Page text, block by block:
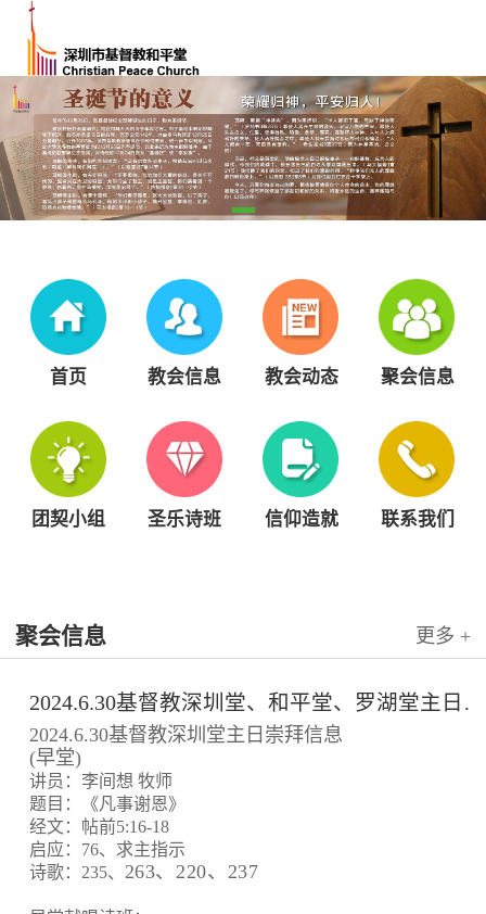
首页 教会信息 教会动态 聚会信息
团契小组 圣乐诗班 信仰造就 联系我们
聚会信息 更多 +
2024.6.30基督教深圳堂、和平堂、罗湖堂主日崇拜信息
2024.6.30基督教深圳堂主日崇拜信息
(早堂)
讲员：李间想 牧师
题目：《凡事谢恩》
经文：帖前5:16-18
启应：76、求主指示
诗歌：235、 263、220、237